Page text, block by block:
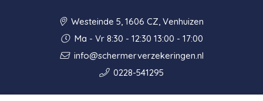
Westeinde 5, 1606 CZ, Venhuizen
Ma - Vr 8:30 - 12:30 13:00 - 17:00
info@schermerverzekeringen.nl
0228-541295